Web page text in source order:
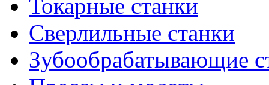
Токарные станки
Сверлильные станки
Зубообрабатывающие